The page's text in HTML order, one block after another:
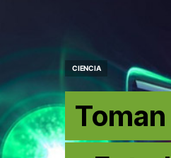
CIENCIA